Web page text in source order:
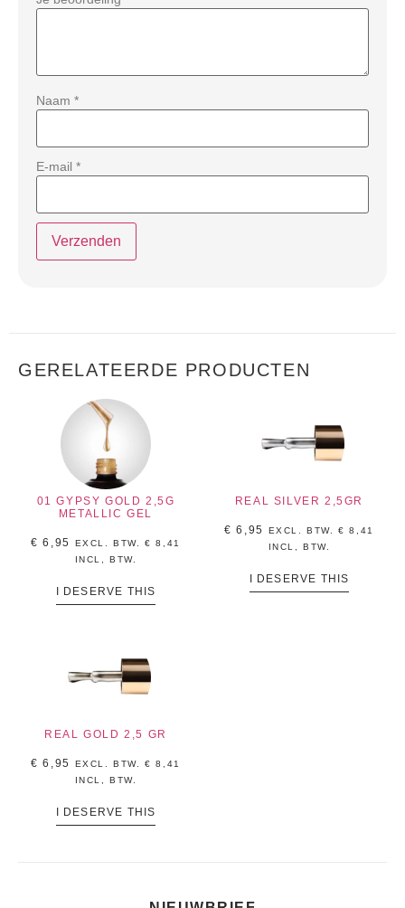
Naam *
E-mail *
GERELATEERDE PRODUCTEN
01 GYPSY GOLD 2,5G
METALLIC GEL
€ 6,95 EXCL. BTW.€ 8,41
INCL, BTW.
I DESERVE THIS
REAL SILVER 2,5GR
€ 6,95 EXCL. BTW.€ 8,41
INCL, BTW.
I DESERVE THIS
REAL GOLD 2,5 GR
€ 6,95 EXCL. BTW.€ 8,41
INCL, BTW.
I DESERVE THIS